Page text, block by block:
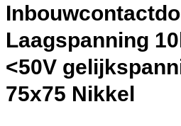
Laagspanning
<50V
75x75 Nikkel